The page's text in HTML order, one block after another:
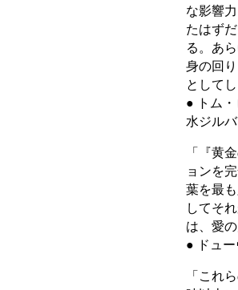
な影響
たはず
る。あ
身の回
として
● トム・
水ジルバ
「『黄
ョンを
葉を最
してそ
は、愛
● ドュー
「これ